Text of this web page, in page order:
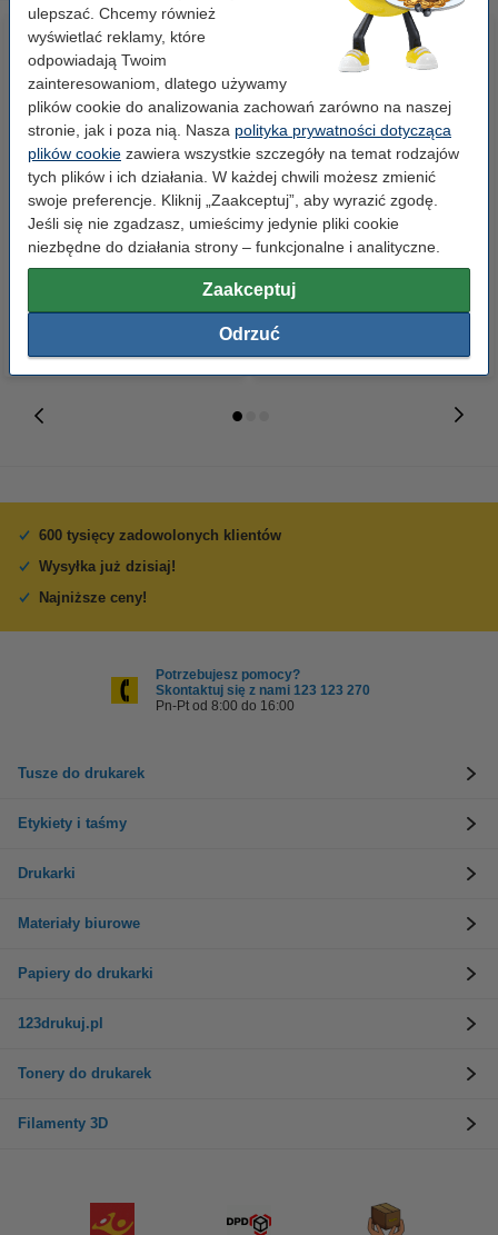
ulepszać. Chcemy również
wyświetlać reklamy, które
odpowiadają Twoim
zainteresowaniom, dlatego używamy
plików cookie do analizowania zachowań zarówno na naszej
stronie, jak i poza nią. Nasza polityka prywatności dotycząca
plików cookie zawiera wszystkie szczegóły na temat rodzajów
tych plików i ich działania. W każdej chwili możesz zmienić
swoje preferencje. Kliknij „Zaakceptuj”, aby wyrazić zgodę.
Jeśli się nie zgadzasz, umieścimy jedynie pliki cookie
niezbędne do działania strony – funkcjonalne i analityczne.
Zaakceptuj
Odrzuć
Etykiety wysyłkowe A6 (105 x
148 mm), 100 etykiet, 123drukuj
14,90 zł z VAT
Pojemnik na dokumenty (5
szuflad), 123drukuj
99,00 zł z VAT
600 tysięcy zadowolonych klientów
Wysyłka już dzisiaj!
Najniższe ceny!
Potrzebujesz pomocy?
Skontaktuj się z nami 123 123 270
Pn-Pt od 8:00 do 16:00
Tusze do drukarek
Etykiety i taśmy
Drukarki
Materiały biurowe
Papiery do drukarki
123drukuj.pl
Tonery do drukarek
Filamenty 3D